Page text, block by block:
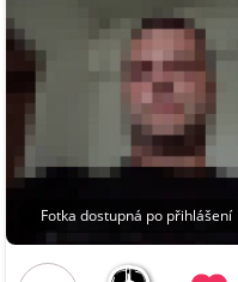
Fotka dostupná po přihlášení